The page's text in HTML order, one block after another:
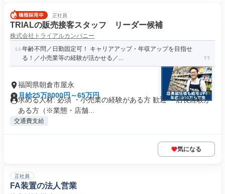
正社員
TRIALの販売接客スタッフ リーダー候補
株式会社トライアルカンパニー
年齢不問／日勤固定可！ キャリアアップ・年収アップを目指せ
る！／小売業等の経験が活かせる／...
福岡県朝倉市屋永
月給25万8000円～65万円
求める人材: 必須 ・小売業の経験がある方 歓迎 ・店長経験が
ある方（※業態・店舗...
交通費支給
気になる
正社員
FA装置の法人営業